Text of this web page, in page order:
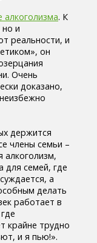
алкоголизма. К
но и
реальности, и
он
Очень
доказано,
держится
члены семьи –
алкоголизм,
для семей, где
а
делать
работает в
крайне трудно
и я пью!».